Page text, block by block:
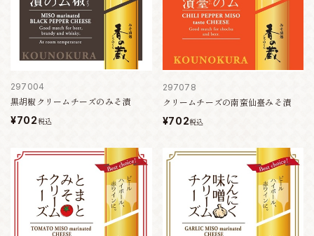
297004
黒胡椒クリームチーズのみそ漬
¥702税込
297078
クリームチーズの南蛮仙臺みそ漬
¥702税込